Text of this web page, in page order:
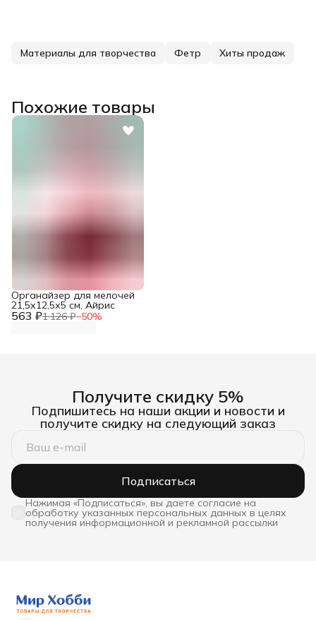
Материалы для творчества Фетр Хиты продаж
Похожие товары
563 ₽1 126 ₽−50%
Органайзер для мелочей
21,5х12,5х5 см, Айрис
Получите скидку 5%
Подпишитесь на наши акции и новости и
получите скидку на следующий заказ
Подписаться
Нажимая «Подписаться», вы даете согласие на
обработку указанных персональных данных в целях
получения информационной и рекламной рассылки